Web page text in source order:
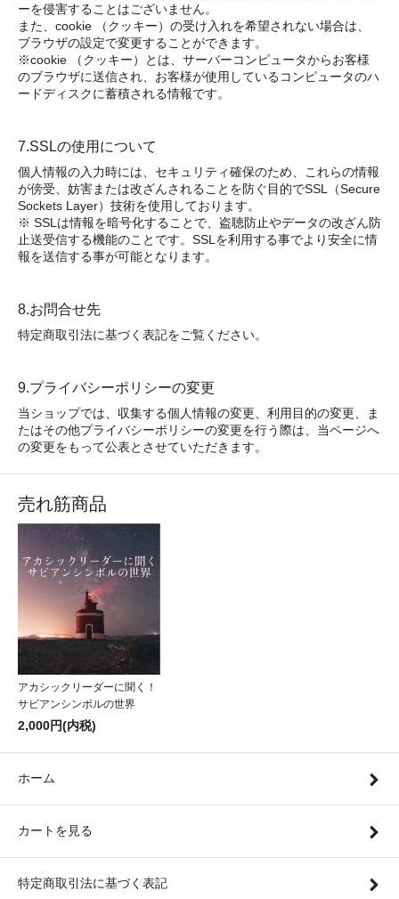
ーを侵害することはございません。
また、cookie （クッキー）の受け入れを希望されない場合は、
ブラウザの設定で変更することができます。
※cookie （クッキー）とは、サーバーコンピュータからお客様
のブラウザに送信され、お客様が使用しているコンピュータのハ
ードディスクに蓄積される情報です。
7.SSLの使用について
個人情報の入力時には、セキュリティ確保のため、これらの情報
が傍受、妨害または改ざんされることを防ぐ目的でSSL（Secure
Sockets Layer）技術を使用しております。
※ SSLは情報を暗号化することで、盗聴防止やデータの改ざん防
止送受信する機能のことです。SSLを利用する事でより安全に情
報を送信する事が可能となります。
8.お問合せ先
特定商取引法に基づく表記をご覧ください。
9.プライバシーポリシーの変更
当ショップでは、収集する個人情報の変更、利用目的の変更、ま
たはその他プライバシーポリシーの変更を行う際は、当ページへ
の変更をもって公表とさせていただきます。
売れ筋商品
アカシックリーダーに聞く！
サビアンシンボルの世界
2,000円(内税)
ホーム
カートを見る
特定商取引法に基づく表記